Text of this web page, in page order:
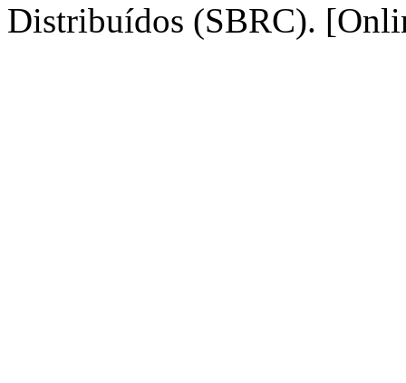
Distribuídos (SBRC).